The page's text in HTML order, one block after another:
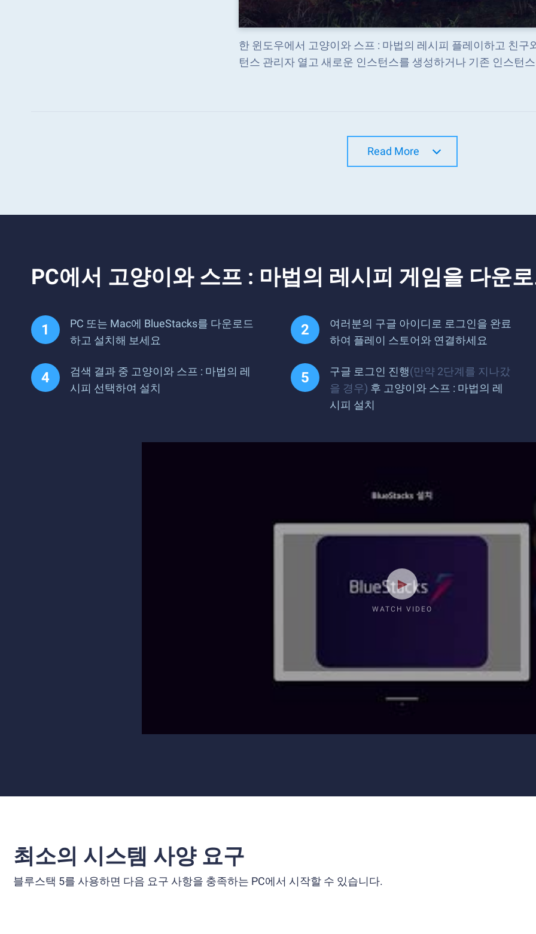
한 윈도우에서 고양이와 스프 : 마법의 레시피 플레이하고 친
턴스 관리자 열고 새로운 인스턴스를 생성하거나 기존 인스턴
Read More
PC에서 고양이와 스프 : 마법의 레시피 게임을 다운
PC 또는 Mac에 BlueStacks를 다운로드
하고 설치해 보세요
여러분의 구글 아이디로 로그인을 완료
하여 플레이 스토어와 연결하세요
검색 결과 중 고양이와 스프 : 마법의 레
시피 선택하여 설치
구글 로그인 진행(만약 2단계를 지나갔
을 경우) 후 고양이와 스프 : 마법의 레
시피 설치
WATCH VIDEO
최소의 시스템 사양 요구
블루스택 5를 사용하면 다음 요구 사항을 충족하는 PC에서 시작할 수 있습니다.